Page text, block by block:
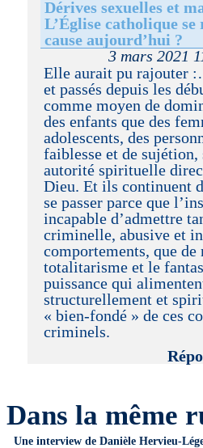
Dérives sexuelles et
L’Église catholique
cause aujourd’hui ?
3 mars 2021
Elle aurait pu rajouter
et passés depuis les
comme moyen de
des enfants que des
adolescents, des
faiblesse et de sujétion,
autorité spirituelle
Dieu. Et ils continuent
se passer parce que
incapable d’admettre
criminelle, abusive et
comportements, que de
totalitarisme et le
puissance qui
structurellement et
« bien-fondé » de ces
criminels.
Dans la même
Une interview de Danièle Hervieu-